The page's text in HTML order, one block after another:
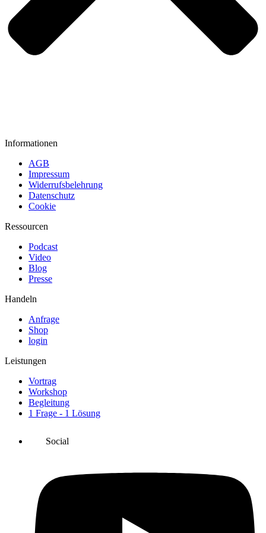
Informationen
AGB
Impressum
Widerrufsbelehrung
Datenschutz
Cookie
Ressourcen
Podcast
Video
Blog
Presse
Handeln
Anfrage
Shop
login
Leistungen
Vortrag
Workshop
Begleitung
1 Frage - 1 Lösung
Social